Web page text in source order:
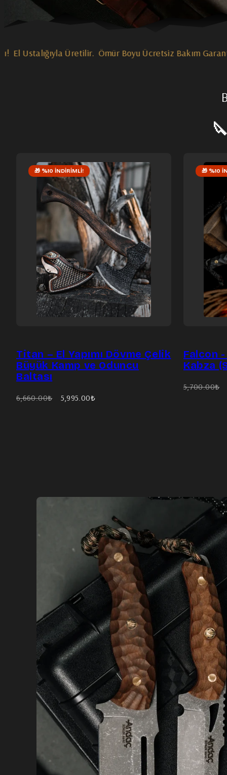
Garantisi! 12 Takside Varan Ödeme Kolaylığı!
🎁 %10 İNDIRIMLI!
Titan – El Yapımı Dövme Çelik
Büyük Kamp ve Oduncu
Baltası
Eski
6,660.00₺
İndirimli
5,995.00₺
🎁 %10
Falcon
Kabza
Eski
5,700.00₺